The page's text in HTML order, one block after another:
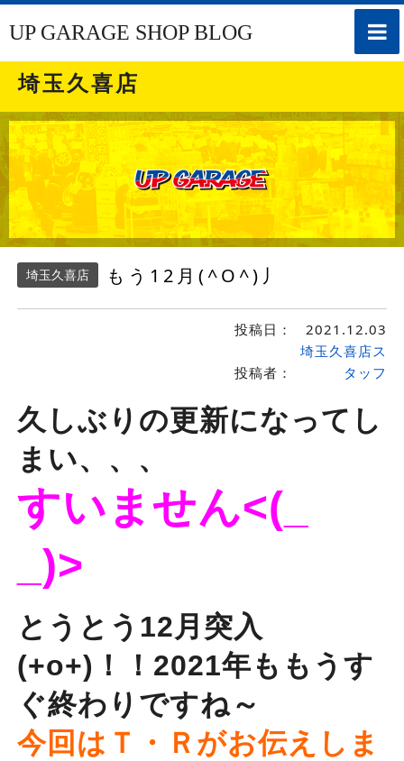
toggle
UP GARAGE SHOP BLOG
埼玉久喜店
埼玉久喜店 もう12月(^O^)丿
投稿日： 2021.12.03
投稿者：
埼玉久喜店ス
タッフ
久しぶりの更新になってし
まい、、、
すいません<(_
_)>
とうとう12月突入
(+o+)！！2021年ももうす
ぐ終わりですね～
今回はＴ・Ｒがお伝えしま